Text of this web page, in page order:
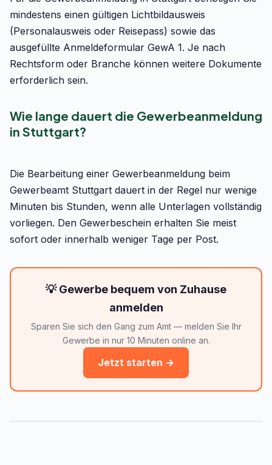
mindestens einen gültigen Lichtbildausweis
(Personalausweis oder Reisepass) sowie das
ausgefüllte Anmeldeformular GewA 1. Je nach
Rechtsform oder Branche können weitere Dokumente
erforderlich sein.
Wie lange dauert die Gewerbeanmeldung
in Stuttgart?
Die Bearbeitung einer Gewerbeanmeldung beim
Gewerbeamt Stuttgart dauert in der Regel nur wenige
Minuten bis Stunden, wenn alle Unterlagen vollständig
vorliegen. Den Gewerbeschein erhalten Sie meist
sofort oder innerhalb weniger Tage per Post.
💡 Gewerbe bequem von Zuhause
anmelden
Sparen Sie sich den Gang zum Amt — melden Sie Ihr
Gewerbe in nur 10 Minuten online an.
Jetzt starten →